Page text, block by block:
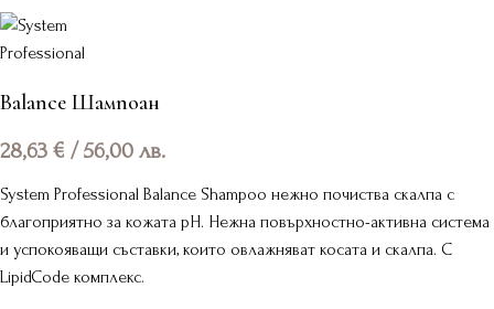
Balance Шампоан
28,63 € / 56,00 лв.
System Professional Balance Shampoo нежно почиства скалпа с
благоприятно за кожата pH. Нежна повърхностно-активна система
и успокояващи съставки, които овлажняват косата и скалпа. С
LipidCode комплекс.